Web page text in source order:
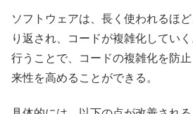
ソフトウェアは、長く使われるほ
り返され、コードが複雑化してい
行うことで、コードの複雑化を防
来性を高めることができる。